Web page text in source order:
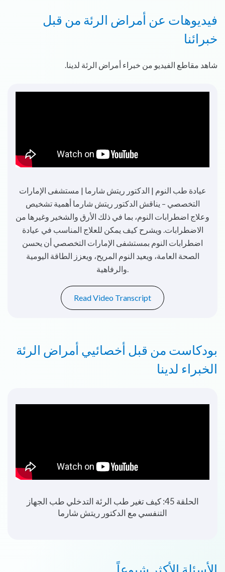
فيديوهات عن أمراض الرئة من قبل
خبرائنا
شاهد مقاطع الفيديو من خبراء أمراض الرئة لدينا.
Dr. Ihab Jizi – Consultant Pulmonology | Know all
about Asthma –الربو هو مرض مزمن يصيب الشعب
الهوائية نتيجة الالتهاب وتضيّق المجاري التنفسية، ويُفاقمه
عوامل مثل الحساسية أو المجهود البدني. تستهدف العلاجات
الحديثة الالتهاب وتحسين وظيفة الشعب الهوائية لمساعدة
المرضى على التحكم بالحالة وتقليل نوبات الأزمة. الالتزام
بالأدوية وتجنب المحفزات مثل التدخين أساسي لإدارة الربو
Read Video Transcript
بودكاست من قبل أخصائيي أمراض الرئة
الخبراء لدينا
الحلقة 45: كيف تغير طب الرئة التدخلي طب الجهاز
التنفسي مع الدكتور ريتش شارما
الأسئلة الأكثر شيوعاً